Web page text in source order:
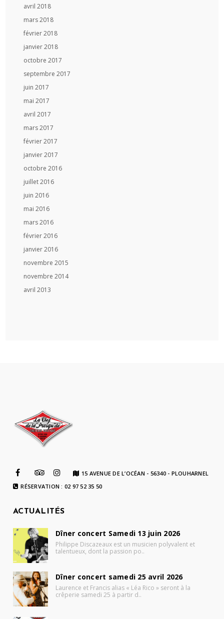
avril 2018
mars 2018
février 2018
janvier 2018
octobre 2017
septembre 2017
juin 2017
mai 2017
avril 2017
mars 2017
février 2017
janvier 2017
octobre 2016
juillet 2016
juin 2016
mai 2016
mars 2016
février 2016
janvier 2016
novembre 2015
novembre 2014
avril 2013
15 AVENUE DE L’OCÉAN - 56340 - PLOUHARNEL
RÉSERVATION : 02 97 52 35 50
ACTUALITÉS
Dîner concert Samedi 13 juin 2026
Philippe Discazeaux est un musicien polyvalent et
talentueux, dont la passion po..
Dîner concert samedi 25 avril 2026
Laurence et Francis alias « Léa Rico » seront à la
crêperie samedi 25 à partir d..